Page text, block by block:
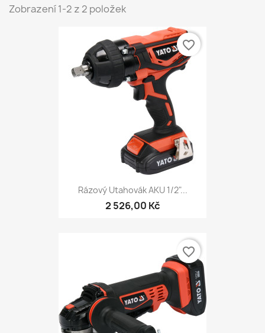
Zobrazení 1-2 z 2 položek
Rázový Utahovák AKU 1/2"...
2 526,00 Kč
favorite_border
favorite_border